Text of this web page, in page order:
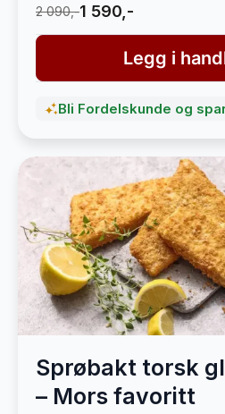
2 090,-1 590,-
Legg i
Bli Fordelskunde og
Sprøbakt torsk
– Mors favoritt